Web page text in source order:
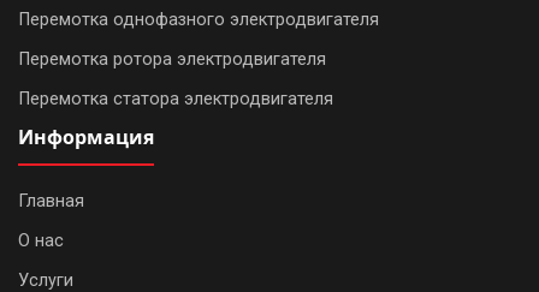
Перемотка однофазного электродвигателя
Перемотка ротора электродвигателя
Перемотка статора электродвигателя
Информация
Главная
О нас
Услуги